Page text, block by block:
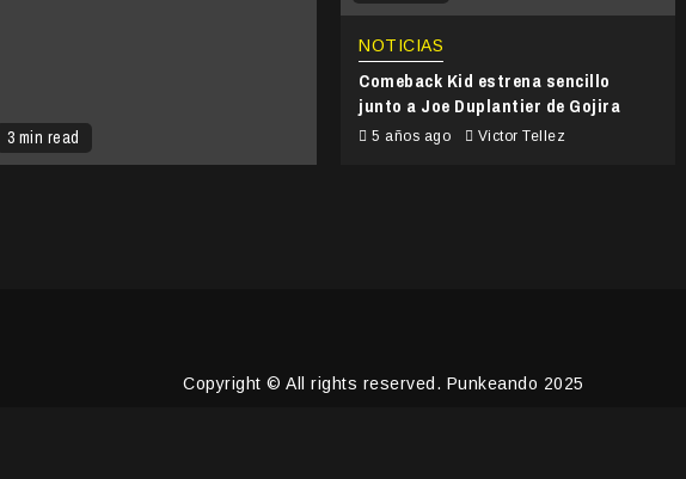
3 min read
NOTICIAS
Comeback Kid estrena sencillo
junto a Joe Duplantier de Gojira
5 años ago Victor Tellez
Copyright © All rights reserved. Punkeando 2025